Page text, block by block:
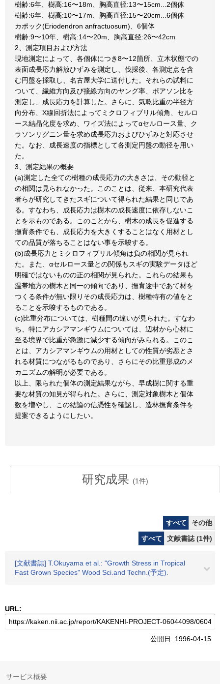
樹齢:6年、樹高:16〜18m、胸高直径:13〜15cm...2個体
樹齢:6年、樹高:10〜17m、胸高直径:15〜20cm...6個体
カポック(Eriodendron anfractuosum)、6個体
樹齢:9〜10年、樹高:14〜20m、胸高直径:26〜42cm
2、測定項目および方法
現地測定によって、各個体につき8〜12箇所、立木状態での
表面成長応力解放ひずみを測定し、伐採後、各測定点を含
む円盤を採取し、名古屋大学に送付した。それらの試料に
ついて、繊維方向及び接線方向のヤング率、ポアソン比を
測定し、成長応力を計算した。さらに、気乾比重の半径方
向分布、X線回折法によってミクロフィブリル傾角、セルロ
ース結晶化度を求め、ワイズ法によってαセルロース量、ク
ラソンリグニン量を求め成長応力およびひずみと対応させ
た。なお、成長速度の指標として各測定円盤の動径を用い
た。
3、測定結果の概要
(a)測定した全ての樹種の成長応力の大きさは、その動径と
の相関は見られなかった。このことは、従来、本研究代表
者らが研究してきたスギについて得られた結果と同じであ
る。すなわち、成長応力は樹木の成長速度に依存しないこ
とを示ものである。このことから、樹木の成長を促進する
撫育条件でも、成長応力を大きくすることはなく用材とし
ての品質が落ちることはない事を示唆する。
(b)成長応力とミクロフィブリル傾角は負の相関が見られ
た。また、αセルロース量との関係もスギの実験データほど
明確ではないものの正の相関が見られた。これらの結果も
温帯地方の樹木と同一の傾向であり、撫育途中であて材を
つくる条件が無い限りその成長応力は、樹種特有の値をと
ることを示唆するものである。
(c)比重分布については、樹種間の違いが見られた。すなわ
ち、特にアカシアマンギウムについては、辺材から心材に
至る境界で比重が急激に減少する傾向がみられる。このこ
とは、アカシアマンギウムの用材としての性質が劣悪とさ
れる材質につながるものであり、さらにその比重形成のメ
カニズムの解明が必要である。
以上、限られた個体の測定結果ながら、早成樹に関する重
要な材質の知見が得られた。さらに、測定対象樹木と個体
数を増やし、この結論の信憑性を確認し、造林撫育条件を
提案できるようにしたい。
研究成果 (1件)
すべて
その他
すべて
文献書誌 (1件)
[文献書誌] T.Okuyama et al.: "Growth Stress in Tropical
Fast Grown Species" Wood Sci.and Techn.(予定).
URL:
公開日: 1996-04-15
サービス概要